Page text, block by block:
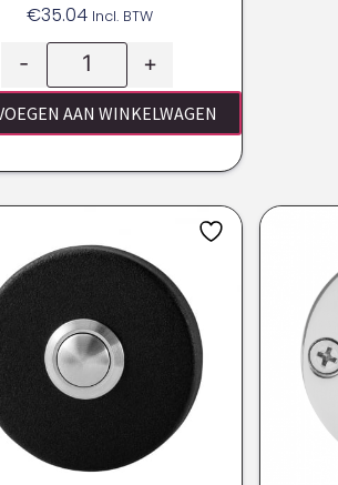
€35.04 Incl. BTW
- +
AAN WINKELWAGEN